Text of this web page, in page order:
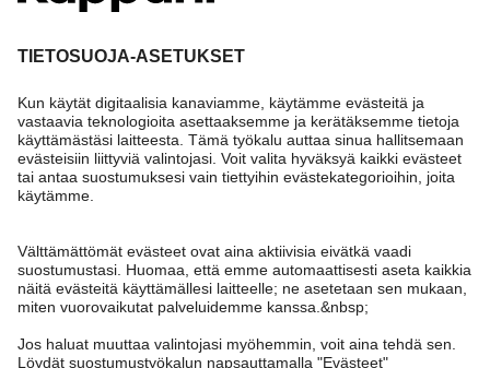
Tarvitsetko apua?
Asiakaspalvelu
Usein kysyttyä
Tilaus
Ota yhteyttä
Hae myymälä
Kappahl Club
Kappahl Club
Jäsenyysehdot
Tietoa Kappahl Group
Kestävä kehitys
Ehdot & käytännöt